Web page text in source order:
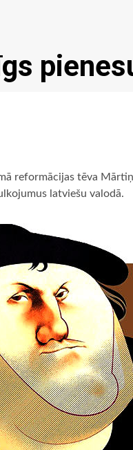
reformācijas tēva
latviešu valodā.